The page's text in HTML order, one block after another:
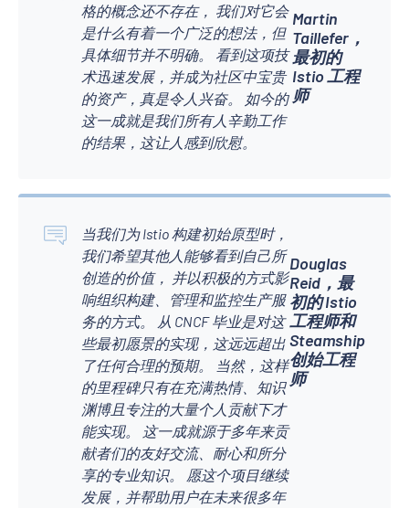
格的概念还不存在， 我们对它会
是什么有着一个广泛的想法，但
具体细节并不明确。 看到这项技
术迅速发展，并成为社区中宝贵
的资产，真是令人兴奋。 如今的
这一成就是我们所有人辛勤工作
的结果，这让人感到欣慰。
Martin
Taillefer，
最初的
Istio 工程
师
当我们为 Istio 构建初始原型时，
我们希望其他人能够看到自己所
创造的价值， 并以积极的方式影
响组织构建、管理和监控生产服
务的方式。 从 CNCF 毕业是对这
些最初愿景的实现，这远远超出
了任何合理的预期。 当然，这样
的里程碑只有在充满热情、知识
渊博且专注的大量个人贡献下才
能实现。 这一成就源于多年来贡
献者们的友好交流、耐心和所分
享的专业知识。 愿这个项目继续
发展，并帮助用户在未来很多年
Douglas
Reid，最
初的 Istio
工程师和
Steamship
创始工程
师